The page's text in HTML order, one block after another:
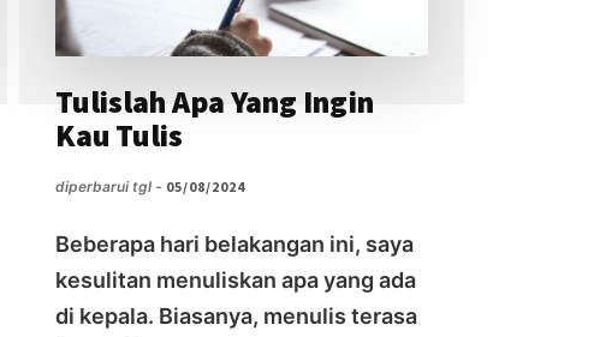
Tulislah Apa Yang Ingin
Kau Tulis
diperbarui tgl - 05/08/2024
Beberapa hari belakangan ini, saya
kesulitan menuliskan apa yang ada
di kepala. Biasanya, menulis terasa